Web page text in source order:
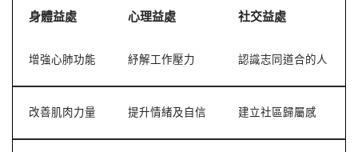
身體益處 心理益處 社交益處
增強心肺功能 紓解工作壓力 認識志同道合的人
改善肌肉力量 提升情緒及自信 建立社區歸屬感